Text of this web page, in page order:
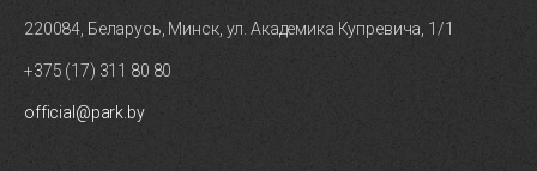
220084, Беларусь, Минск, ул. Академика Купревича, 1/1
+375 (17) 311 80 80
official@park.by